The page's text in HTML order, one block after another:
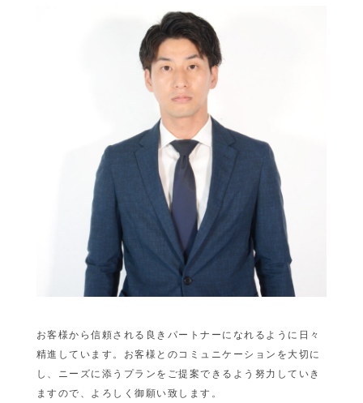
お客様から信頼される良きパートナーになれるように日々
精進しています。お客様とのコミュニケーションを大切に
し、ニーズに添うプランをご提案できるよう努力していき
ますので、よろしく御願い致します。